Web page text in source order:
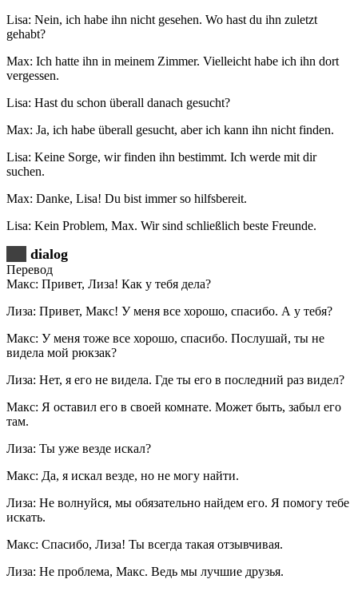
Lisa: Nein, ich habe ihn nicht gesehen. Wo hast du ihn zuletzt
gehabt?
Max: Ich hatte ihn in meinem Zimmer. Vielleicht habe ich ihn dort
vergessen.
Lisa: Hast du schon überall danach gesucht?
Max: Ja, ich habe überall gesucht, aber ich kann ihn nicht finden.
Lisa: Keine Sorge, wir finden ihn bestimmt. Ich werde mit dir
suchen.
Max: Danke, Lisa! Du bist immer so hilfsbereit.
Lisa: Kein Problem, Max. Wir sind schließlich beste Freunde.
dialog
Перевод
Макс: Привет, Лиза! Как у тебя дела?
Лиза: Привет, Макс! У меня все хорошо, спасибо. А у тебя?
Макс: У меня тоже все хорошо, спасибо. Послушай, ты не
видела мой рюкзак?
Лиза: Нет, я его не видела. Где ты его в последний раз видел?
Макс: Я оставил его в своей комнате. Может быть, забыл его
там.
Лиза: Ты уже везде искал?
Макс: Да, я искал везде, но не могу найти.
Лиза: Не волнуйся, мы обязательно найдем его. Я помогу тебе
искать.
Макс: Спасибо, Лиза! Ты всегда такая отзывчивая.
Лиза: Не проблема, Макс. Ведь мы лучшие друзья.